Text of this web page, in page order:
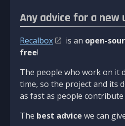
Any advice for a new
Recalbox is an open-
free!
The people who work on it
time, so the project and its
as fast as people
The best advice we can